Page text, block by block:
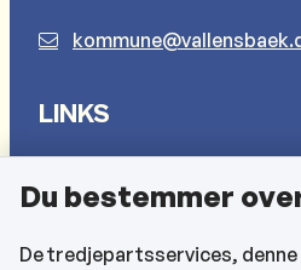
LINKS
Cookies
Find EAN-numre
Du bestemmer
De tredjepartsservices,